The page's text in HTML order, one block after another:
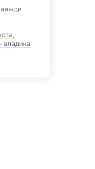
владика